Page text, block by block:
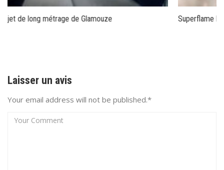
Superflame lance une campagne Ulule pour sa web-série
Laisser un avis
Your email address will not be published.*